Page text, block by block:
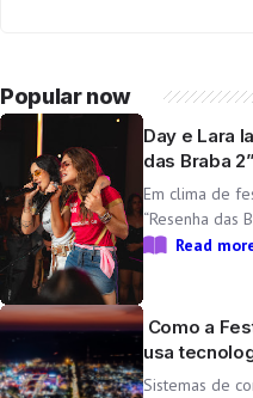
Popular now
Day e Lara
das Braba
aniversário
Em clima de
“Resenha das
inéditas “Lado
Read
Como a
usa
cidade
Sistemas de